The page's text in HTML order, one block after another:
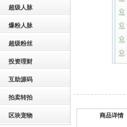
超级人脉
爆粉人脉
超级粉丝
投资理财
互助源码
拍卖转拍
区块宠物 商品详情